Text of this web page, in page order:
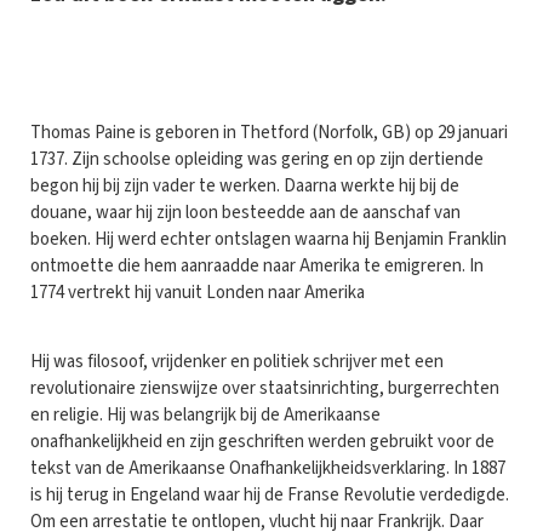
Thomas Paine is geboren in Thetford (Norfolk, GB) op 29 januari
1737. Zijn schoolse opleiding was gering en op zijn dertiende
begon hij bij zijn vader te werken. Daarna werkte hij bij de
douane, waar hij zijn loon besteedde aan de aanschaf van
boeken. Hij werd echter ontslagen waarna hij Benjamin Franklin
ontmoette die hem aanraadde naar Amerika te emigreren. In
1774 vertrekt hij vanuit Londen naar Amerika
Hij was filosoof, vrijdenker en politiek schrijver met een
revolutionaire zienswijze over staatsinrichting, burgerrechten
en religie. Hij was belangrijk bij de Amerikaanse
onafhankelijkheid en zijn geschriften werden gebruikt voor de
tekst van de Amerikaanse Onafhankelijkheidsverklaring. In 1887
is hij terug in Engeland waar hij de Franse Revolutie verdedigde.
Om een arrestatie te ontlopen, vlucht hij naar Frankrijk. Daar